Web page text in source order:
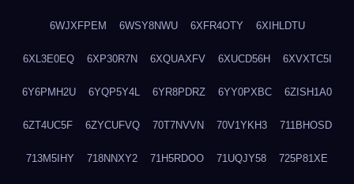
6WJXFPEM 6WSY8NWU 6XFR4OTY 6XIHLDTU
6XL3E0EQ 6XP30R7N 6XQUAXFV 6XUCD56H 6XVXTC5I
6Y6PMH2U 6YQP5Y4L 6YR8PDRZ 6YY0PXBC 6ZISH1A0
6ZT4UC5F 6ZYCUFVQ 70T7NVVN 70V1YKH3 711BHOSD
713M5IHY 718NNXY2 71H5RDOO 71UQJY58 725P81XE